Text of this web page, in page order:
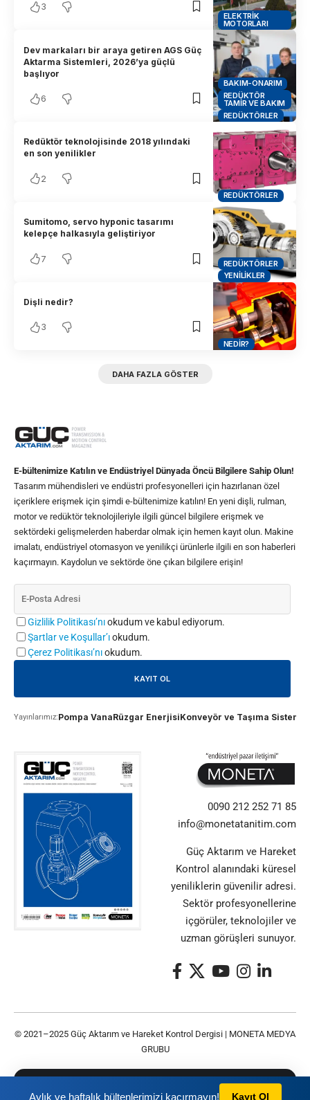
TAMAM
ELEKTRIK
MOTORLARI
3
BAKIM-ONARIM
REDÜKTÖR
TAMIR VE BAKIM
REDÜKTÖRLER
Dev markaları bir araya getiren AGS Güç
Aktarma Sistemleri, 2026’ya güçlü
başlıyor
6
REDÜKTÖRLER
Redüktör teknolojisinde 2018 yılındaki
en son yenilikler
2
REDÜKTÖRLER
YENILIKLER
Sumitomo, servo hyponic tasarımı
kelepçe halkasıyla geliştiriyor
7
NEDIR?
Dişli nedir?
3
DAHA FAZLA GÖSTER
E-bültenimize Katılın ve Endüstriyel Dünyada Öncü Bilgilere Sahip Olun!
Tasarım mühendisleri ve endüstri profesyonelleri için hazırlanan özel
içeriklere erişmek için şimdi e-bültenimize katılın! En yeni dişli, rulman,
motor ve redüktör teknolojileriyle ilgili güncel bilgilere erişmek ve
sektördeki gelişmelerden haberdar olmak için hemen kayıt olun. Makine
imalatı, endüstriyel otomasyon ve yenilikçi ürünlerle ilgili en son haberleri
kaçırmayın. Kaydolun ve sektörde öne çıkan bilgilere erişin!
Gizlilik Politikası’nıokudum ve kabul ediyorum.
Şartlar ve Koşullar’ıokudum.
Çerez Politikası’nıokudum.
Yayınlarımız:Pompa VanaRüzgar EnerjisiKonveyör ve Taşıma
0090 212 252 71 85
info@monetatanitim.com
Güç Aktarım ve Hareket
Kontrol alanındaki küresel
yeniliklerin güvenilir adresi.
Sektör profesyonellerine
içgörüler, teknolojiler ve
uzman görüşleri sunuyor.
© 2021–2025 Güç Aktarım ve Hareket Kontrol Dergisi | MONETA MEDYA
GRUBU
Aylık ve haftalık bültenlerimizi kaçırmayın! Kayıt Ol